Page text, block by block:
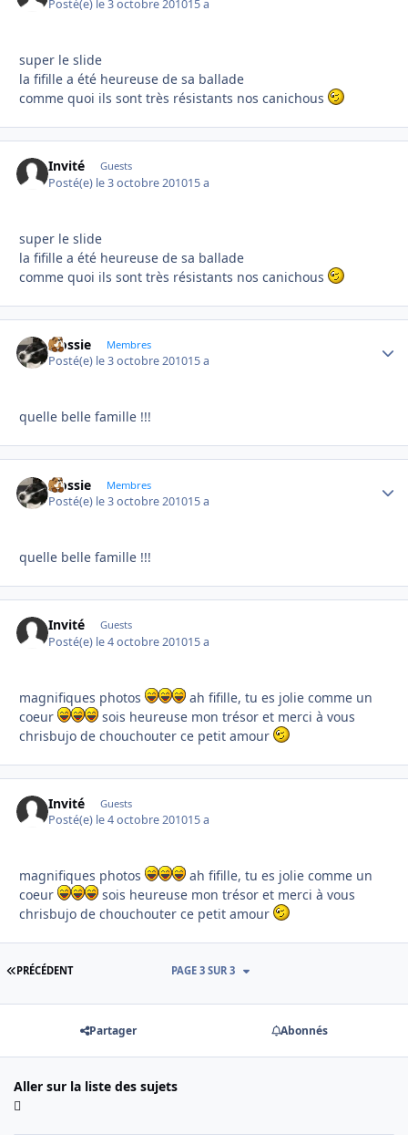
Posté(e) le 3 octobre 201015 a
super le slide
la fifille a été heureuse de sa ballade
comme quoi ils sont très résistants nos canichous
Invité Guests
Posté(e) le 3 octobre 201015 a
super le slide
la fifille a été heureuse de sa ballade
comme quoi ils sont très résistants nos canichous
Flossie Membres
Posté(e) le 3 octobre 201015 a
quelle belle famille !!!
Flossie Membres
Posté(e) le 3 octobre 201015 a
quelle belle famille !!!
Invité Guests
Posté(e) le 4 octobre 201015 a
magnifiques photos
ah fifille, tu es jolie comme un
coeur
sois heureuse mon trésor et merci à vous
chrisbujo de chouchouter ce petit amour
Invité Guests
Posté(e) le 4 octobre 201015 a
magnifiques photos
ah fifille, tu es jolie comme un
coeur
sois heureuse mon trésor et merci à vous
chrisbujo de chouchouter ce petit amour
PREMIÈRE PAGE
PRÉCÉDENT PAGE 3 SUR 3
Partager Abonnés
Aller sur la liste des sujets